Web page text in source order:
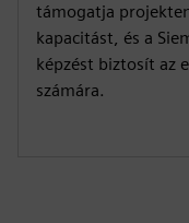
támogatja
kapacitást, és a
képzést biztosít az
számára.